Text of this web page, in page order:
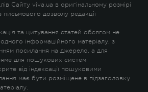
Сайту viva.ua в оригінальному розмірі
дозволу редакції
та цитування статей обсягом не
інформаційного матеріалу, з
посилання на джерело, а для
для пошукових систем
від індексації пошуковими
має бути розміщене в підзаголовку